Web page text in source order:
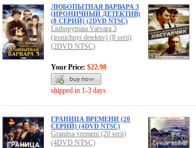
ЛЮБОПЫТНАЯ ВАРВАРА 3
(ИРОНИЧНЫЙ ДЕТЕКТИВ)
(8 СЕРИЙ) (2DVD NTSC)
Liubopytnaia Varvara 3
(ironichnyi detektiv) (8 serii)
(2DVD NTSC)
Your Price: $22.98
shipped in 1-3 days
ГРАНИЦА ВРЕМЕНИ (20
СЕРИЙ) (4DVD NTSC)
Granitsa vremeni (20 serii)
(4DVD NTSC)